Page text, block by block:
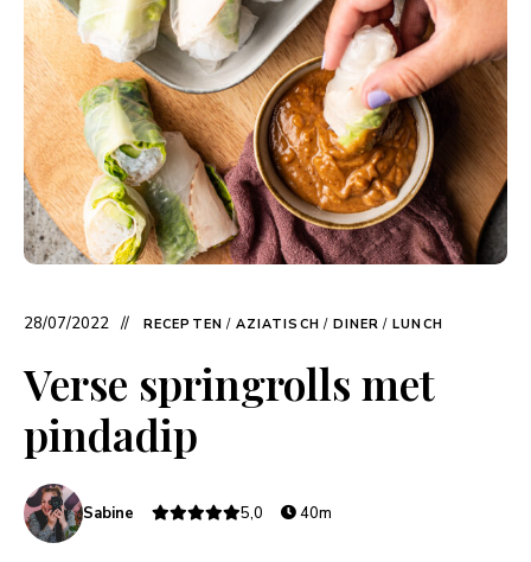
28/07/2022 RECEPTEN / AZIATISCH / DINER / LUNCH
Verse springrolls met
pindadip
Sabine 5,0 40m